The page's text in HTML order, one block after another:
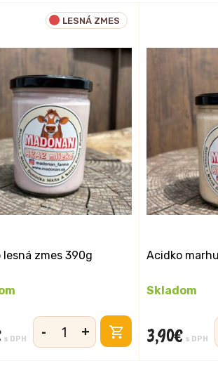
LESNÁ ZMES
lesná zmes 390g
s DPH -
množstvo +
Acidko
Skladom
3,90€ s DPH